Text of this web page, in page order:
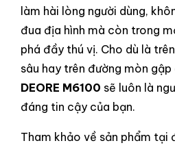
làm hài lòng người dùng,
đua địa hình mà còn trong
phá đầy thú vị. Cho dù là
sâu hay trên đường mòn gập
DEORE M6100 sẽ luôn là
đáng tin cậy của bạn.
Tham khảo về sản phẩm tại